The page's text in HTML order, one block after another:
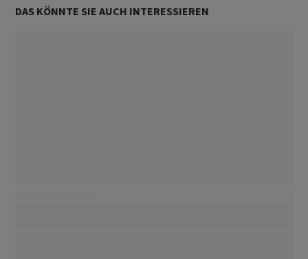
DAS KÖNNTE SIE AUCH INTERESSIEREN